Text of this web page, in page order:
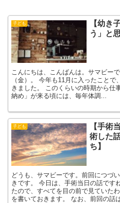
子ども
【幼き
う」と
こんにちは、こんばんは。サマビー
（金）。 今年も11月に入ったこと
きました。 このくらいの時期から仕
納め」が来る頃には、毎年体調...
子ども
【手術
術した
ち】
どうも、サマビーです。前回につづ
きです。 今日は、手術当日の話です
たので、すべてを目の前で見ていた
を書いておきます。 なお、前回の話